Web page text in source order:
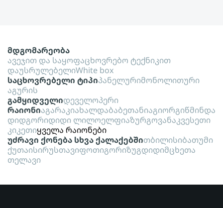
მდგომარეობა
ავეჯით და საყოფაცხოვრებო ტექნიკით
დაუსრულებელიWhite box
საცხოვრებელი ტიპიპანელურიმონოლითური
აგურის
გამყიდველიდეველოპერი
რაიონიაგარაკიახალდაბაბეთანიაგიორგიწმინდა
დიდგორიდიდი ლილოელფიაზურგოვანაკვესეთი
კიკეთიყველა რაიონები
უძრავი ქონება სხვა ქალაქებშითბილისიბათუმი
ქუთაისირუსთავიფოთიგორიზუგდიდიმცხეთა
თელავი